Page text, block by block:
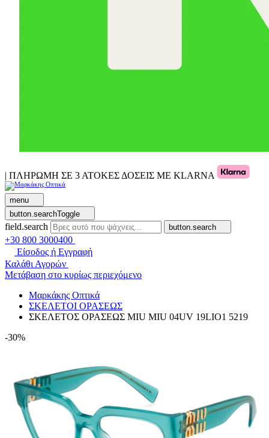
| ΠΛΗΡΩΜΗ ΣΕ 3 ΑΤΟΚΕΣ ΔΟΣΕΙΣ ΜΕ KLARNA
menu
button.searchToggle
field.search button.search
+30 800 3000400
Είσοδος ή Εγγραφή
Καλάθι Αγορών
Μετάβαση στο κυρίως περιεχόμενο
Μαρκάκης Οπτικά
ΣΚΕΛΕΤΟΙ ΟΡΑΣΕΩΣ
ΣΚΕΛΕΤΟΣ ΟΡΑΣΕΩΣ MIU MIU 04UV 19LIO1 5219
-30%